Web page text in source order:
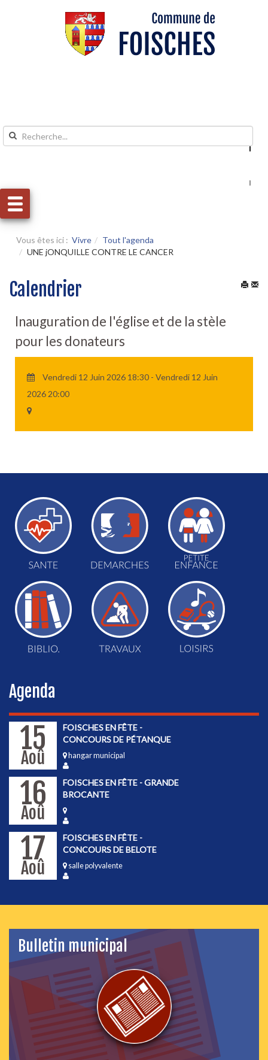
Aller au menu
Vous êtes ici : Vivre
Tout l'agenda
UNE jONQUILLE CONTRE LE CANCER
Calendrier
Inauguration de l'église et de la stèle
pour les donateurs
Vendredi 12 Juin 2026 18:30 - Vendredi 12 Juin
2026 20:00
Agenda
15
Aoû
FOISCHES EN FÊTE -
CONCOURS DE PÉTANQUE
hangar municipal
16
Aoû
FOISCHES EN FÊTE - GRANDE
BROCANTE
17
Aoû
FOISCHES EN FÊTE -
CONCOURS DE BELOTE
salle polyvalente
Bulletin municipal